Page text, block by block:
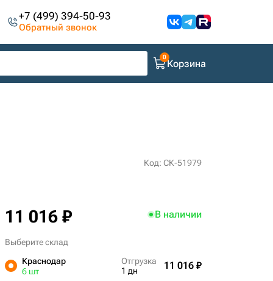
+7 (499) 394-50-93
Обратный звонок
Корзина
Код: СК-51979
11 016 ₽ В наличии
Выберите склад
Краснодар
6 шт
Отгрузка
1 дн
11 016 ₽